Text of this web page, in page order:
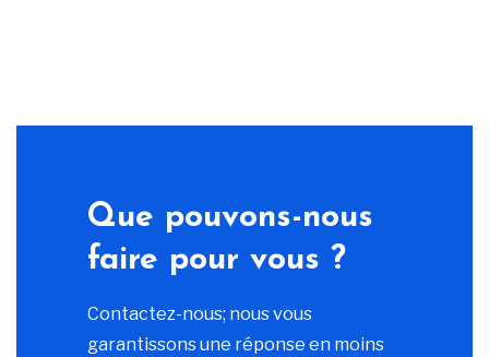
Que pouvons-nous
faire pour vous ?
Contactez-nous; nous vous
garantissons une réponse en moins